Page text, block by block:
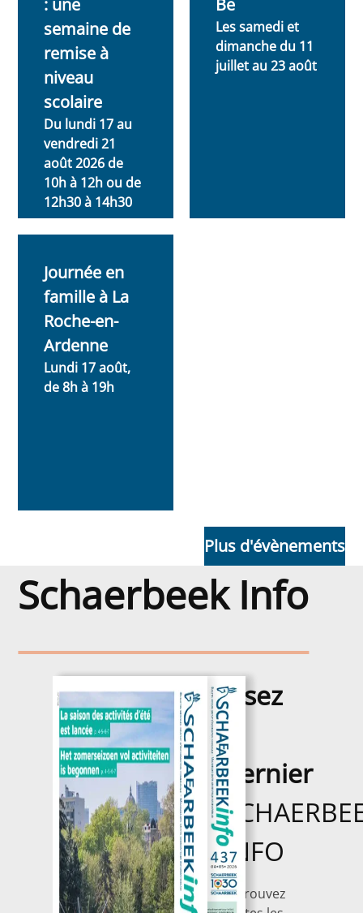
: une
semaine de
remise à
niveau
scolaire
Du lundi 17 au
vendredi 21
août 2026 de
10h à 12h ou de
12h30 à 14h30
Be
Les samedi et
dimanche du 11
juillet au 23 août
Journée en
famille à La
Roche-en-
Ardenne
Lundi 17 août,
de 8h à 19h
Plus d'évènements
Schaerbeek Info
Lisez
le
dernier
INFO
Retrouvez